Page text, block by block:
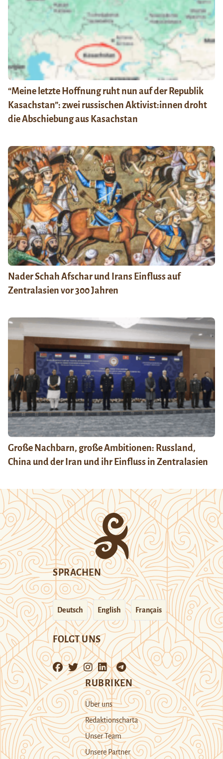
“Meine letzte Hoffnung ruht nun auf der Republik
Kasachstan”: zwei russischen Aktivist:innen droht
die Abschiebung aus Kasachstan
Nader Schah Afschar und Irans Einfluss auf
Zentralasien vor 300 Jahren
Große Nachbarn, große Ambitionen: Russland,
China und der Iran und ihr Einfluss in Zentralasien
SPRACHEN
Deutsch English Français
FOLGT UNS
RUBRIKEN
Über uns
Redaktionscharta
Unser Team
Unsere Partner